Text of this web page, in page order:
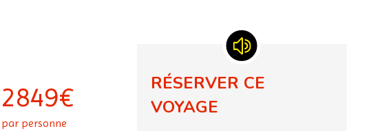
2849€
par personne
RÉSERVER CE
VOYAGE